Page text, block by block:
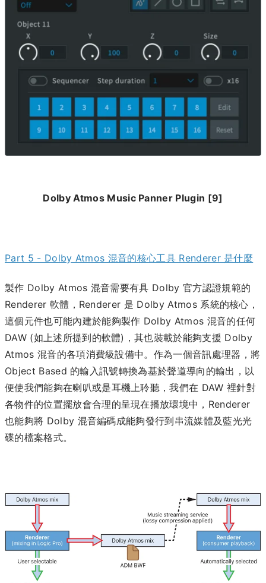
Dolby Atmos Music Panner Plugin [9]
Part 5 - Dolby Atmos 混音的核心工具 Renderer 是什麼
製作 Dolby Atmos 混音需要有具 Dolby 官方認證規範的
Renderer 軟體，Renderer 是 Dolby Atmos 系統的核心，
這個元件也可能內建於能夠製作 Dolby Atmos 混音的任何
DAW (如上述所提到的軟體)，其也裝載於能夠支援 Dolby
Atmos 混音的各項消費級設備中。作為一個音訊處理器，將
Object Based 的輸入訊號轉換為基於聲道導向的輸出，以
便使我們能夠在喇叭或是耳機上聆聽，我們在 DAW 裡針對
各物件的位置擺放會合理的呈現在播放環境中，Renderer
也能夠將 Dolby 混音編碼成能夠發行到串流媒體及藍光光
碟的檔案格式。